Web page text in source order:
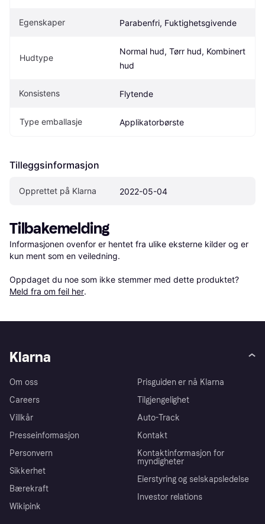
Egenskaper Parabenfri, Fuktighetsgivende
Hudtype
Normal hud, Tørr hud, Kombinert
hud
Konsistens Flytende
Type emballasje Applikatorbørste
Tilleggsinformasjon
Opprettet på Klarna 2022-05-04
Tilbakemelding
Informasjonen ovenfor er hentet fra ulike eksterne kilder og er
kun ment som en veiledning.
Oppdaget du noe som ikke stemmer med dette produktet?
Meld fra om feil her.
Klarna
Om oss
Careers
Villkår
Presseinformasjon
Personvern
Sikkerhet
Bærekraft
Wikipink
Prisguiden er nå Klarna
Tilgjengelighet
Auto-Track
Kontakt
Kontaktinformasjon for
myndigheter
Eierstyring og selskapsledelse
Investor relations